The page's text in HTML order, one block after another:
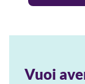
Vuoi